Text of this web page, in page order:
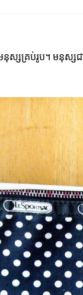
នុស្សគ្រប់រូប។ មនុស្